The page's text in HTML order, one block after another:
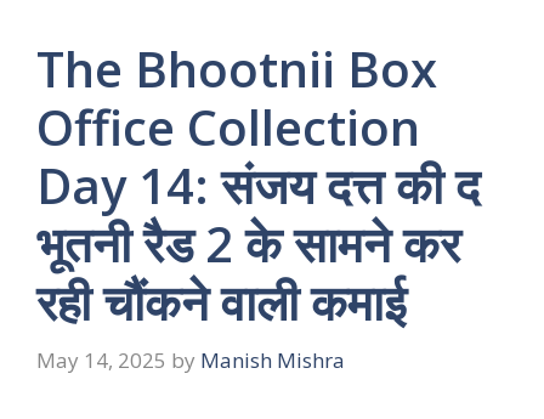
The Bhootnii Box
Office Collection
Day 14: संजय दत्त की द
भूतनी रैड 2 के सामने कर
रही चौंकने वाली कमाई
May 14, 2025 by Manish Mishra